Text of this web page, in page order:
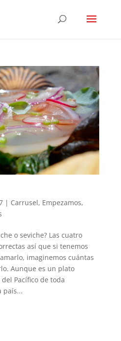
| Carrusel, Empezamos,
o seviche? Las cuatro
así que si tenemos
imaginemos cuántas
Aunque es un plato
Pacífico de toda
país...